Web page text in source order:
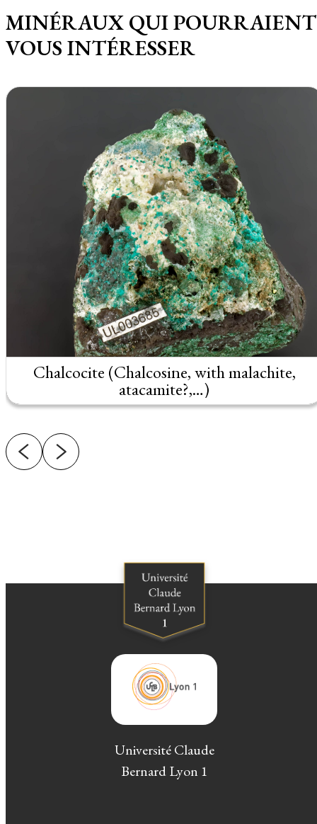
MINÉRAUX QUI POURRAIENT
VOUS INTÉRESSER
Chalcocite (Chalcosine, with malachite,
atacamite?,…)
Université Claude
Bernard Lyon 1